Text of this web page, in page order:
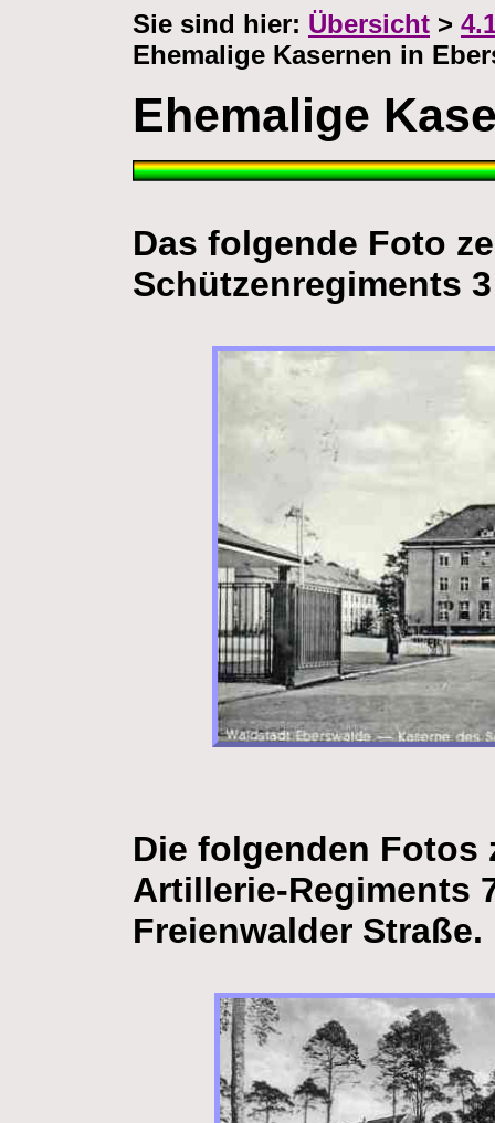
Sie sind hier: Übersicht >
Ehemalige Kasernen in
Ehemalige
Das folgende Foto
Schützenregiments
Die folgenden Fotos
Artillerie-Regiments
Freienwalder Straße.